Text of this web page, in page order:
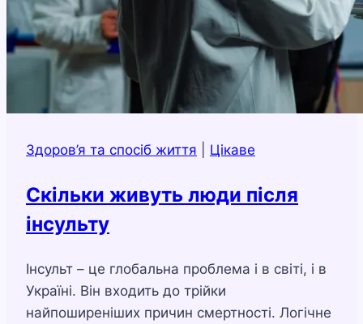
Здоров’я та спосіб життя Цікаве
Скільки живуть люди після
інсульту
Інсульт – це глобальна проблема і в світі, і в
Україні. Він входить до трійки
найпоширеніших причин смертності. Логічне